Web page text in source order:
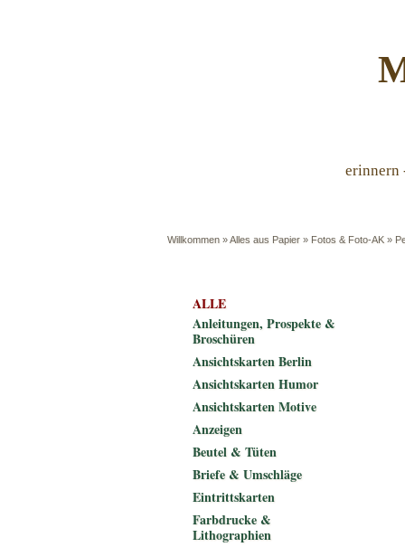
erinnern
Willkommen »Alles aus Papier » Fotos & Foto-AK »
ALLE
Anleitungen, Prospekte &
Broschüren
Ansichtskarten Berlin
Ansichtskarten Humor
Ansichtskarten Motive
Anzeigen
Beutel & Tüten
Briefe & Umschläge
Eintrittskarten
Farbdrucke &
Lithographien